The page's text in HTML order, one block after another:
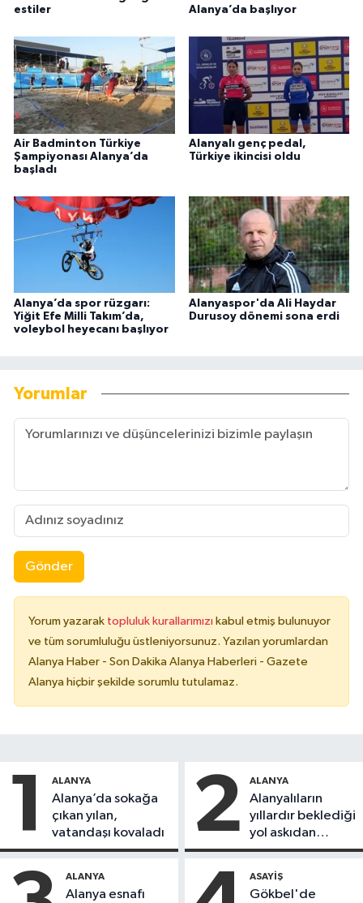
estiler
Alanya’da başlıyor
Air Badminton Türkiye
Şampiyonası Alanya’da
başladı
Alanyalı genç pedal,
Türkiye ikincisi oldu
Alanya’da spor rüzgarı:
Yiğit Efe Milli Takım’da,
voleybol heyecanı başlıyor
Alanyaspor'da Ali Haydar
Durusoy dönemi sona erdi
Yorumlar
Gönder
Yorum yazarak topluluk kurallarımızı kabul etmiş bulunuyor
ve tüm sorumluluğu üstleniyorsunuz. Yazılan yorumlardan
Alanya Haber - Son Dakika Alanya Haberleri - Gazete
Alanya hiçbir şekilde sorumlu tutulamaz.
1 ALANYA
Alanya’da sokağa
çıkan yılan,
vatandaşı kovaladı
2 ALANYA
Alanyalıların
yıllardır beklediği
yol askıdan
döndü
ALANYA
Alanya esnafı
ASAYIŞ
Gökbel'de